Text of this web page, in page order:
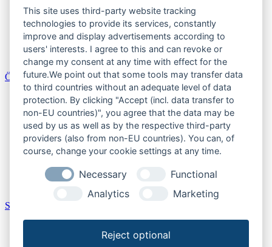
Saarland
Sachsen
Sachsen-Anhalt
Schleswig-Holstein
Thüringen
Österreich
Burgenland
Kärnten
Niederösterreich
Oberösterreich
Salzburger Land
Steiermark
Vorarlberg
Schweiz
This site uses third-party website tracking
technologies to provide its services, constantly
improve and display advertisements according to
users' interests. I agree to this and can revoke or
change my consent at any time with effect for the
future.We point out that some tools may transfer data
to third countries without an adequate level of data
protection. By clicking "Accept (incl. data transfer to
non-EU countries)", you agree that the data may be
used by us as well as by the respective third-party
providers (also from non-EU countries). You can, of
course, change your cookie settings at any time.
Necessary
Functional
Analytics
Marketing
Reject optional